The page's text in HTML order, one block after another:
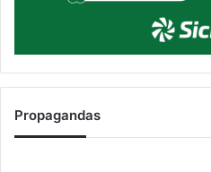
Propagandas